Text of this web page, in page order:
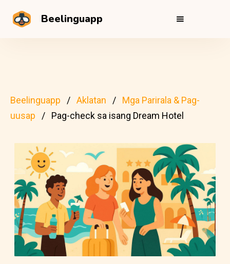
Beelinguapp
Beelinguapp Aklatan
Mga Parirala & Pag-
uusap
Pag-check sa isang Dream Hotel